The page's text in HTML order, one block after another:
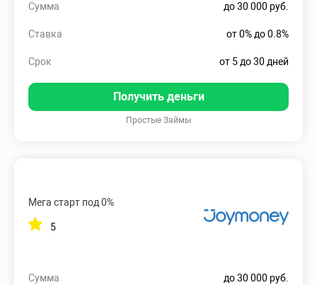
Сумма до 30 000 руб.
Ставка от 0% до 0.8%
Срок от 5 до 30 дней
Получить деньги
Простые Займы
Мега старт под 0%
5
Сумма до 30 000 руб.